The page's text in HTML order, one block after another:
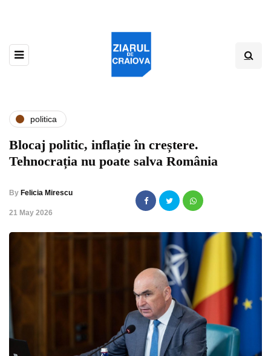
politica
Blocaj politic, inflație în creștere.
Tehnocrația nu poate salva România
By Felicia Mirescu
,21 May 2026